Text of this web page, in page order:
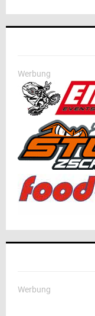
Werbung
Werbung